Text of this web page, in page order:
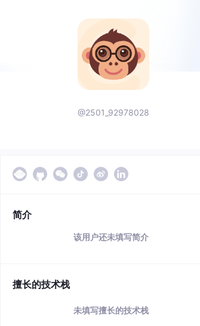
@2501_92978028
简介
该用户还未填写简介
擅长的技术栈
未填写擅长的技术栈